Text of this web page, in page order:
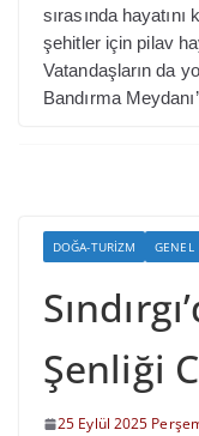
sırasında
şehitler için pilav
Vatandaşların da
Bandırma
DOĞA-TURIZM GENEL
Şenliği
25 Eylül 2025